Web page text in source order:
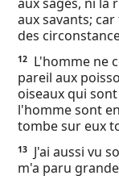
aux savants;
des
12
L'homme ne
pareil aux
oiseaux qui
l'homme sont
tombe sur eux
13
J'ai aussi vu
m'a paru